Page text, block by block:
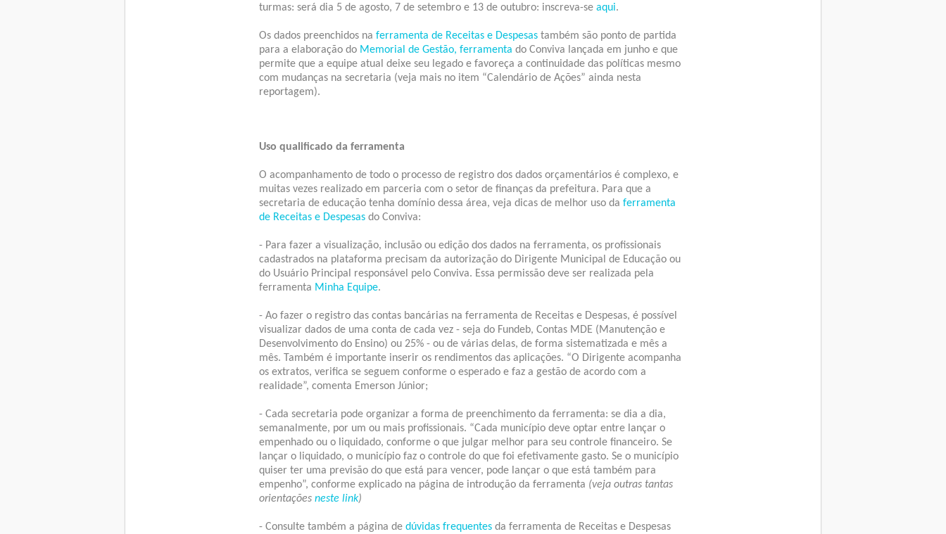
turmas: será dia 5 de agosto, 7 de setembro e 13 de outubro: inscreva-se aqui.
Os dados preenchidos na ferramenta de Receitas e Despesastambém são ponto de partida
para a elaboração do Memorial de Gestão, ferramenta do Conviva lançada em junho e que
permite que a equipe atual deixe seu legado e favoreça a continuidade das políticas mesmo
com mudanças na secretaria (veja mais no item “Calendário de Ações” ainda nesta
reportagem).
Uso qualificado da ferramenta
O acompanhamento de todo o processo de registro dos dados orçamentários é complexo, e
muitas vezes realizado em parceria com o setor de finanças da prefeitura. Para que a
secretaria de educação tenha domínio dessa área, veja dicas de melhor uso da ferramenta
de Receitas e Despesasdo Conviva:
- Para fazer a visualização, inclusão ou edição dos dados na ferramenta, os profissionais
cadastrados na plataforma precisam da autorização do Dirigente Municipal de Educação ou
do Usuário Principal responsável pelo Conviva. Essa permissão deve ser realizada pela
ferramenta Minha Equipe.
- Ao fazer o registro das contas bancárias na ferramenta de Receitas e Despesas, é possível
visualizar dados de uma conta de cada vez - seja do Fundeb, Contas MDE (Manutenção e
Desenvolvimento do Ensino) ou 25% - ou de várias delas, de forma sistematizada e mês a
mês. Também é importante inserir os rendimentos das aplicações. “O Dirigente acompanha
os extratos, verifica se seguem conforme o esperado e faz a gestão de acordo com a
realidade”, comenta Emerson Júnior;
- Cada secretaria pode organizar a forma de preenchimento da ferramenta: se dia a dia,
semanalmente, por um ou mais profissionais. “Cada município deve optar entre lançar o
empenhado ou o liquidado, conforme o que julgar melhor para seu controle financeiro. Se
lançar o liquidado, o município faz o controle do que foi efetivamente gasto. Se o município
quiser ter uma previsão do que está para vencer, pode lançar o que está também para
empenho”, conforme explicado na página de introdução da ferramenta (veja outras tantas
orientações neste link)
- Consulte também a página de dúvidas frequentesda ferramenta de Receitas e Despesas